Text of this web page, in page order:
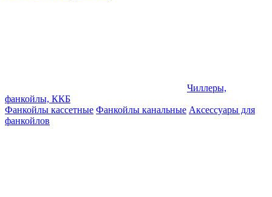
Чиллеры,
фанкойлы, ККБ
Фанкойлы кассетные Фанкойлы канальные Аксессуары для
фанкойлов